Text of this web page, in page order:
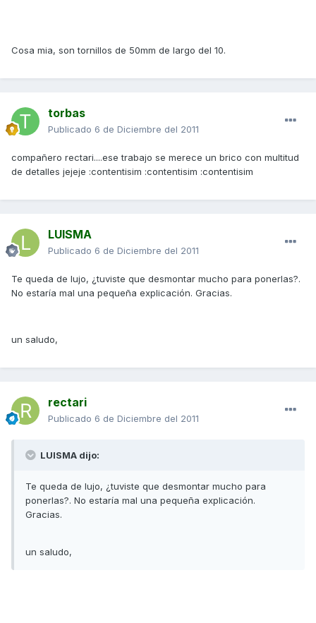
Cosa mia, son tornillos de 50mm de largo del 10.
torbas
Publicado 6 de Diciembre del 2011
compañero rectari....ese trabajo se merece un brico con multitud
de detalles jejeje :contentisim :contentisim :contentisim
LUISMA
Publicado 6 de Diciembre del 2011
Te queda de lujo, ¿tuviste que desmontar mucho para ponerlas?.
No estaría mal una pequeña explicación. Gracias.
un saludo,
rectari
Publicado 6 de Diciembre del 2011
LUISMA dijo:
Te queda de lujo, ¿tuviste que desmontar mucho para
ponerlas?. No estaría mal una pequeña explicación.
Gracias.
un saludo,